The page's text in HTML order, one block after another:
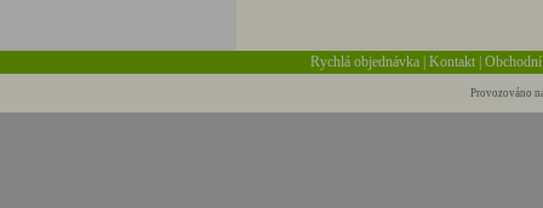
Rychlá objednávka |Kontakt |
Provozováno